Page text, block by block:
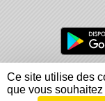
Charte
Informations
Ce site utilise des
que vous